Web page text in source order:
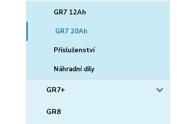
GR7 12Ah
GR7 20Ah
Příslušenství
Náhradní díly
GR7+
GR8